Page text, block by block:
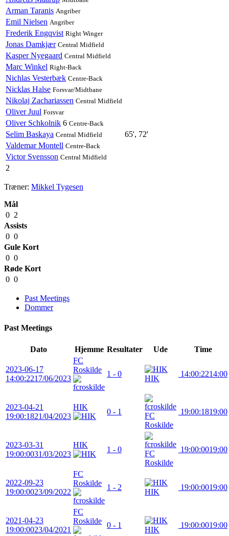
Arman Taranis Angriber
Emil Nielsen Angriber
Frederik Engqvist Right Winger
Jonas Damkjær Central Midfield
Kasper Nyegaard Central Midfield
Marc Winkel Right-Back
Nichlas Vesterbæk Centre-Back
Nicklas Halse Forsvar/Midtbane
Nikolaj Zachariassen Central Midfield
Oliver Juul Forsvar
Oliver Schkolnik 6 Centre-Back
Selim Baskaya Central Midfield
65', 72'
Valdemar Montell Centre-Back
Victor Svensson Central Midfield
2
Træner: Mikkel Tygesen
Mål
0 2
Assists
0 0
Gule Kort
0 0
Røde Kort
0 0
Past Meetings
Dommer
Past Meetings
Dato Hjemme Resultater Ude Time
2023-06-17
14:00:2217/06/2023
FC
Roskilde
1 - 0
HIK
14:00:2214:00
2023-04-21
19:00:1821/04/2023
HIK
0 - 1
FC
Roskilde
19:00:1819:00
2023-03-31
19:00:0031/03/2023
HIK
1 - 0
FC
Roskilde
19:00:0019:00
2022-09-23
19:00:0023/09/2022
FC
Roskilde
1 - 2
HIK
19:00:0019:00
2021-04-23
19:00:0023/04/2021
FC
Roskilde 0 - 1
HIK
19:00:0019:00